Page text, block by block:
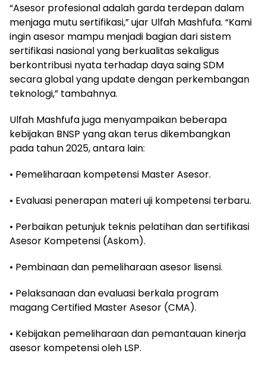
“Asesor profesional adalah garda terdepan dalam
menjaga mutu sertifikasi,” ujar Ulfah Mashfufa. “Kami
ingin asesor mampu menjadi bagian dari sistem
sertifikasi nasional yang berkualitas sekaligus
berkontribusi nyata terhadap daya saing SDM
secara global yang update dengan perkembangan
teknologi,” tambahnya.
Ulfah Mashfufa juga menyampaikan beberapa
kebijakan BNSP yang akan terus dikembangkan
pada tahun 2025, antara lain:
• Pemeliharaan kompetensi Master Asesor.
• Evaluasi penerapan materi uji kompetensi terbaru.
• Perbaikan petunjuk teknis pelatihan dan sertifikasi
Asesor Kompetensi (Askom).
• Pembinaan dan pemeliharaan asesor lisensi.
• Pelaksanaan dan evaluasi berkala program
magang Certified Master Asesor (CMA).
• Kebijakan pemeliharaan dan pemantauan kinerja
asesor kompetensi oleh LSP.